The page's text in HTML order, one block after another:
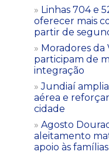
Linhas 704 e
oferecer mais
partir de
Moradores da
participam de
integração
Jundiaí
aérea e
cidade
Agosto
aleitamento
apoio às